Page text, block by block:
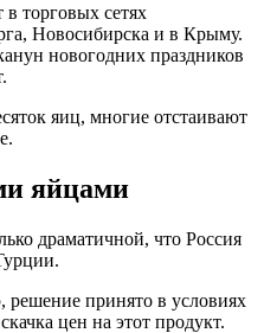
торговых сетях
Новосибирска и в Крыму.
новогодних праздников
яиц, многие отстаивают
яйцами
драматичной, что Россия
решение принято в условиях
цен на этот продукт.